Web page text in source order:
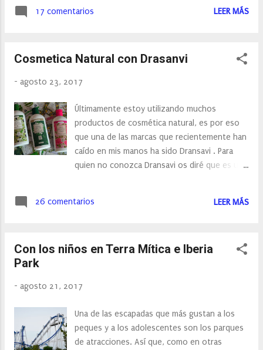
17 comentarios LEER MÁS
Cosmetica Natural con Drasanvi
- agosto 23, 2017
Últimamente estoy utilizando muchos
productos de cosmética natural, es por eso
que una de las marcas que recientemente han
caído en mis manos ha sido Dransavi . Para
quien no conozca Dransavi os diré que es una
muchos de vosotros conocéis la marca
26 comentarios LEER MÁS
Con los niños en Terra Mítica e Iberia
Park
- agosto 21, 2017
Una de las escapadas que más gustan a los
peques y a los adolescentes son los parques
de atracciones. Así que, como en otras